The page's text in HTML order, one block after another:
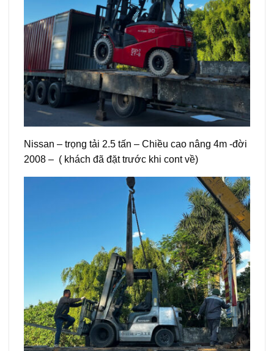
Nissan – trọng tải 2.5 tấn – Chiều cao nâng 4m -đời
2008 – ( khách đã đặt trước khi cont về)